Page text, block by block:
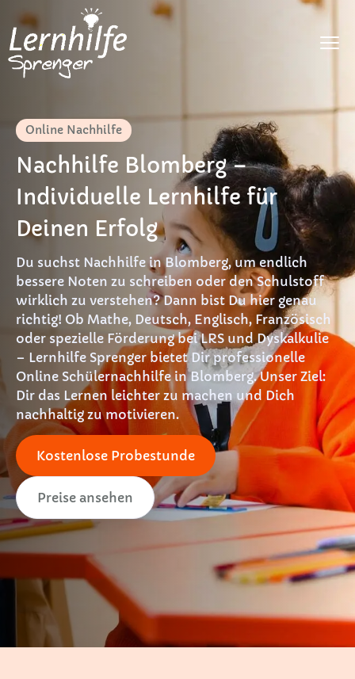
LRS
Dyskalkulie
DaF
Preise
FAQ
Materialien
Kontakt
Online Nachhilfe
Nachhilfe Blomberg –
Individuelle Lernhilfe für
Deinen Erfolg
Du suchst Nachhilfe in Blomberg, um endlich
bessere Noten zu schreiben oder den Schulstoff
wirklich zu verstehen? Dann bist Du hier genau
richtig! Ob Mathe, Deutsch, Englisch, Französisch
oder spezielle Förderung bei LRS und Dyskalkulie
– Lernhilfe Sprenger bietet Dir professionelle
Online Schülernachhilfe in Blomberg. Unser Ziel:
Dir das Lernen leichter zu machen und Dich
nachhaltig zu motivieren.
Kostenlose Probestunde
Preise ansehen